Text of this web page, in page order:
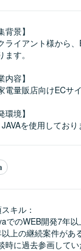
背景】
ライアント様から
ます。
内容】
電量販店向けECサ
環境】
を使用しており
キル：
でのWEB開発7年以
以上の継続案件があ
時に過去参画して